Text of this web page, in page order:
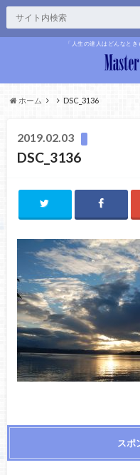
「人生の達人はどんなと
ホーム DSC_3136
2019.02.03
DSC_3136
スポ